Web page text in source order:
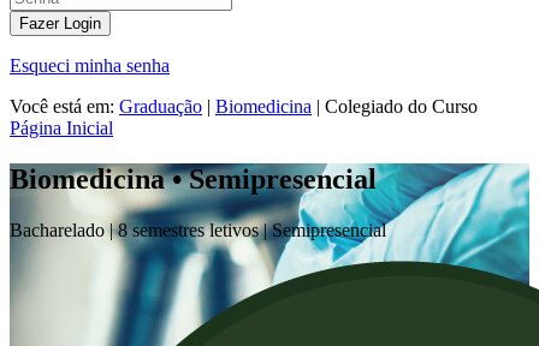
Fazer Login
Esqueci minha senha
Você está em: Graduação | Biomedicina | Colegiado do Curso
Página Inicial
Biomedicina • Semipresencial
Bacharelado |8 semestres letivos |Semipresencial